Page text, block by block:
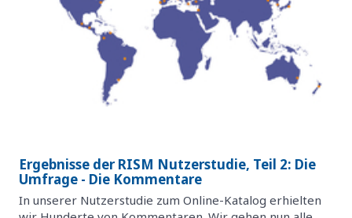
Ergebnisse der RISM Nutzerstudie, Teil 2: Die
Umfrage - Die Kommentare
In unserer Nutzerstudie zum Online-Katalog erhielten